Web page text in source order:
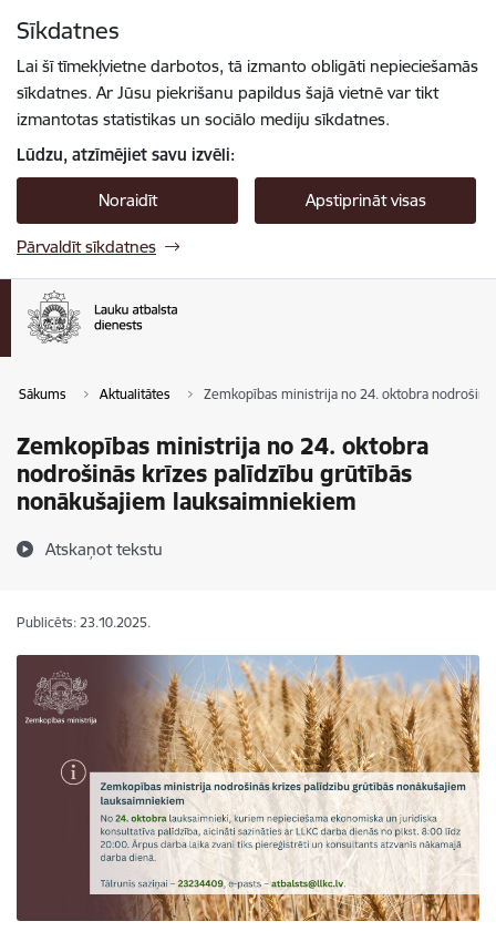
Sīkdatnes
Lai šī tīmekļvietne darbotos, tā izmanto obligāti nepieciešamās
sīkdatnes. Ar Jūsu piekrišanu papildus šajā vietnē var tikt
izmantotas statistikas un sociālo mediju sīkdatnes.
Lūdzu, atzīmējiet savu izvēli:
Noraidīt Apstiprināt visas
Pārvaldīt sīkdatnes
Sākums Aktualitātes Zemkopības ministrija no 24. oktobra
Zemkopības ministrija no 24. oktobra
nodrošinās krīzes palīdzību grūtībās
nonākušajiem lauksaimniekiem
Atskaņot tekstu
Publicēts: 23.10.2025.